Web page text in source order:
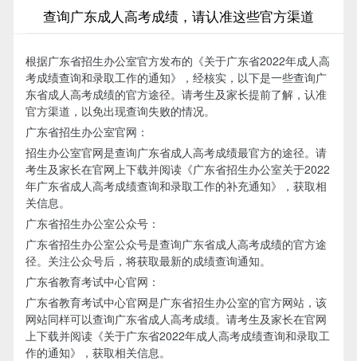
查询广东成人高考成绩，请认准这些官方渠道
根据广东省招生办公室官方发布的《关于广东省2022年成人高
考成绩查询和录取工作的通知》，经核实，以下是一些查询广
东省成人高考成绩的官方途径。请考生及家长提前了解，认准
官方渠道，以免出现查询失败的情况。
广东省招生办公室官网：
招生办公室官网是查询广东省成人高考成绩最官方的途径。请
考生及家长在官网上下载并阅读《广东省招生办公室关于2022
年广东省成人高考成绩查询和录取工作的补充通知》，获取相
关信息。
广东省招生办公室公众号：
广东省招生办公室公众号是查询广东省成人高考成绩的官方途
径。关注公众号后，将获取最新的成绩查询通知。
广东省教育考试中心官网：
广东省教育考试中心官网是广东省招生办公室的官方网站，该
网站同样可以查询广东省成人高考成绩。请考生及家长在官网
上下载并阅读《关于广东省2022年成人高考成绩查询和录取工
作的通知》，获取相关信息。